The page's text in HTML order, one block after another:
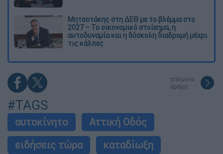
Μητσοτάκης στη ΔΕΘ με το βλέμμα στο
2027 – Το οικονομικό στοίχημα, η
αυτοδυναμία και η δύσκολη διαδρομή μέχρι
τις κάλπες
επόμενο
άρθρο
#TAGS
αυτοκίνητο
Αττική Οδός
ειδήσεις τώρα
καταδίωξη